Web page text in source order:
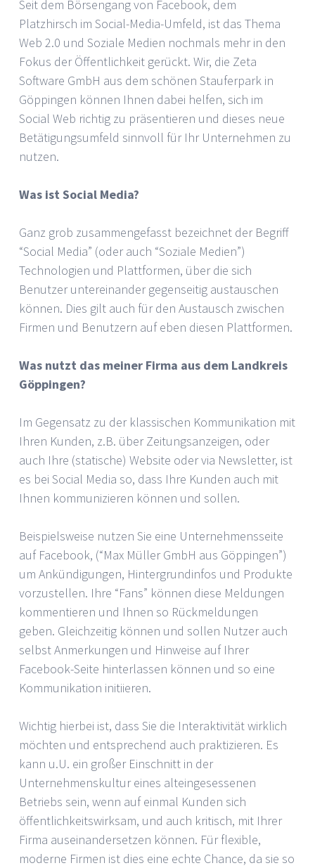
Seit dem Börsengang von Facebook, dem
Platzhirsch im Social-Media-Umfeld, ist das Thema
Web 2.0 und Soziale Medien nochmals mehr in den
Fokus der Öffentlichkeit gerückt. Wir, die Zeta
Software GmbH aus dem schönen Stauferpark in
Göppingen können Ihnen dabei helfen, sich im
Social Web richtig zu präsentieren und dieses neue
Betätigungsumfeld sinnvoll für Ihr Unternehmen zu
nutzen.
Was ist Social Media?
Ganz grob zusammengefasst bezeichnet der Begriff
“Social Media” (oder auch “Soziale Medien”)
Technologien und Plattformen, über die sich
Benutzer untereinander gegenseitig austauschen
können. Dies gilt auch für den Austausch zwischen
Firmen und Benutzern auf eben diesen Plattformen.
Was nutzt das meiner Firma aus dem Landkreis
Göppingen?
Im Gegensatz zu der klassischen Kommunikation mit
Ihren Kunden, z.B. über Zeitungsanzeigen, oder
auch Ihre (statische) Website oder via Newsletter, ist
es bei Social Media so, dass Ihre Kunden auch mit
Ihnen kommunizieren können und sollen.
Beispielsweise nutzen Sie eine Unternehmensseite
auf Facebook, (“Max Müller GmbH aus Göppingen”)
um Ankündigungen, Hintergrundinfos und Produkte
vorzustellen. Ihre “Fans” können diese Meldungen
kommentieren und Ihnen so Rückmeldungen
geben. Gleichzeitig können und sollen Nutzer auch
selbst Anmerkungen und Hinweise auf Ihrer
Facebook-Seite hinterlassen können und so eine
Kommunikation initiieren.
Wichtig hierbei ist, dass Sie die Interaktivität wirklich
möchten und entsprechend auch praktizieren. Es
kann u.U. ein großer Einschnitt in der
Unternehmenskultur eines alteingesessenen
Betriebs sein, wenn auf einmal Kunden sich
öffentlichkeitswirksam, und auch kritisch, mit Ihrer
Firma auseinandersetzen können. Für flexible,
moderne Firmen ist dies eine echte Chance, da sie so